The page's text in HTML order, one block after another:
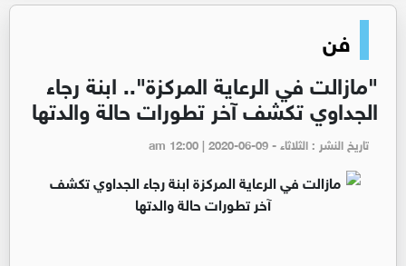
فن
"مازالت في الرعاية المركزة".. ابنة رجاء
الجداوي تكشف آخر تطورات حالة والدتها
تاريخ النشر : الثلاثاء - am 12:00 | 2020-06-09